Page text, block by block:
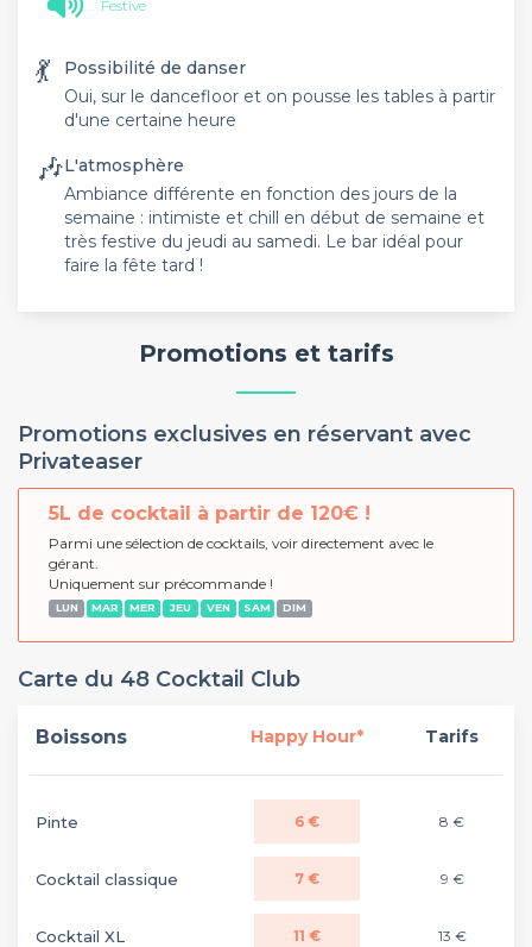
Festive
💃
Possibilité de danser
Oui, sur le dancefloor et on pousse les tables à partir
d'une certaine heure
🎶L'atmosphère
Ambiance différente en fonction des jours de la
semaine : intimiste et chill en début de semaine et
très festive du jeudi au samedi. Le bar idéal pour
faire la fête tard !
Promotions et tarifs
Promotions exclusives en réservant avec
Privateaser
5L de cocktail à partir de 120€ !
Parmi une sélection de cocktails, voir directement avec le
gérant.
Uniquement sur précommande !
LUN MAR MER JEU VEN SAM DIM
Carte du 48 Cocktail Club
Boissons Happy Hour* Tarifs
Pinte 6 € 8 €
Cocktail classique 7 € 9 €
Cocktail XL 11 € 13 €